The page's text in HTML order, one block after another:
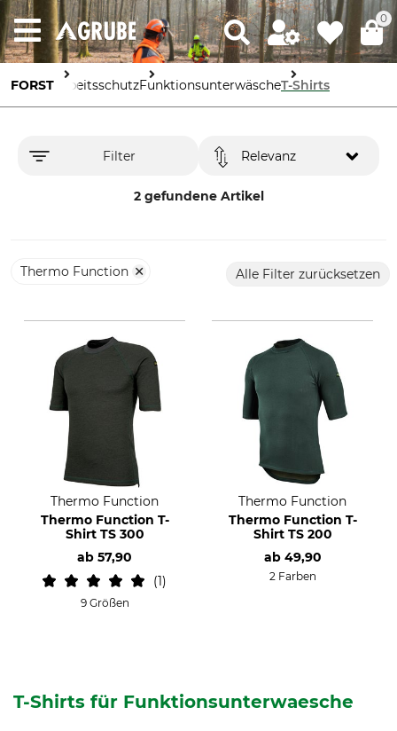
0
FORST ArbeitsschutzFunktionsunterwäscheT-Shirts
Filter
2 gefundene Artikel
Relevanz
Thermo Function Alle Filter zurücksetzen
Thermo Function
Thermo Function T-
Shirt TS 300
ab 57,90
1
9 Größen
Thermo Function
Thermo Function T-
Shirt TS 200
ab 49,90
2 Farben
T-Shirts für Funktionsunterwaesche